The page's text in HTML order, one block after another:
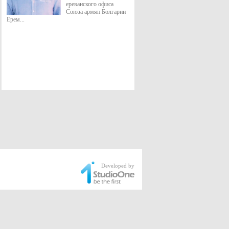
ереванского офиса
Союза армян Болгарии
Ерем...
Developed by